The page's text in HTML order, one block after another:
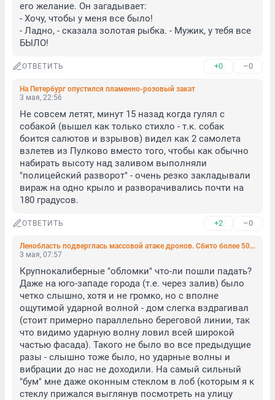
его желание. Он загадывает:
- Хочу, чтобы у меня все было!
- Ладно, - сказала золотая рыбка. - Мужик, у тебя все
БЫЛО!
ОТВЕТИТЬ +0 –0
На Петербург опустился пламенно-розовый закат
3 мая, 22:56
Не совсем летят, минут 15 назад когда гулял с
собакой (вышел как только стихло - т.к. собак
боится салютов и взрывов) видел как 2 самолета
взлетев из Пулково вместо того, чтобы как обычно
набирать высоту над заливом выполняли
"полицейский разворот" - очень резко закладывали
вираж на одно крыло и разворачивались почти на
180 градусов.
ОТВЕТИТЬ +2 –0
Ленобласть подверглась массовой атаке дронов. Сбито более 50 БПЛА
3 мая, 07:57
Крупнокалиберные "обломки" что-ли пошли падать?
Даже на юго-западе города (т.е. через залив) было
четко слышно, хотя и не громко, но с вполне
ощутимой ударной волной - дом слегка вздрагивал
(стоит примерно параллельно береговой линии, так
что видимо ударную волну ловил всей широкой
частью фасада). Такого не было во все предыдущие
разы - слышно тоже было, но ударные волны и
вибрации до нас не доходили. На самый сильный
"бум" мне даже оконным стеклом в лоб (которым я к
стеклу прижался выглянув посмотреть на улицу